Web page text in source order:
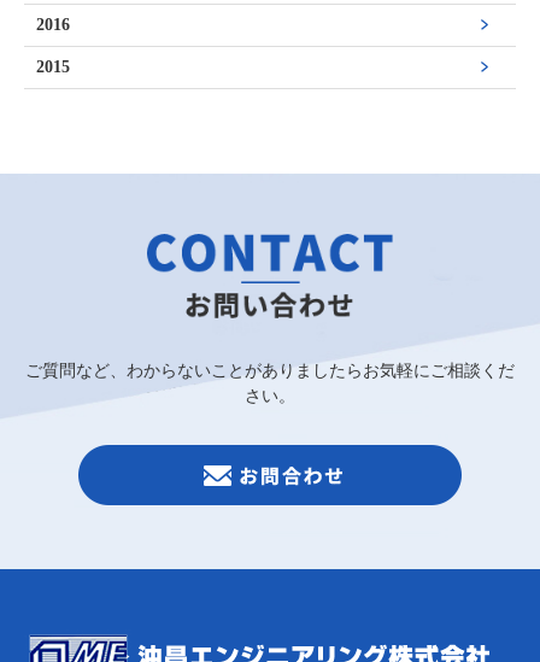
2016
2015
ご質問など、わからないことがありましたらお気軽にご相談くだ
さい。